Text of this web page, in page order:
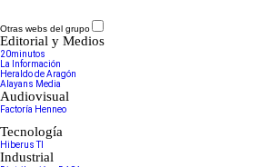
Otras webs del grupo
Editorial y Medios
20minutos
La Información
Heraldo de Aragón
Alayans Media
Audiovisual
Factoría Henneo
Tecnología
Hiberus TI
Industrial